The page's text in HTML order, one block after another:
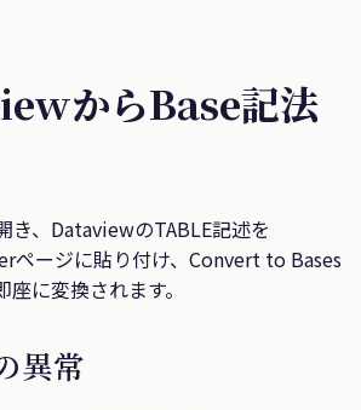
からBase記法
き、DataviewのTABLE記述を
ページに貼り付け、Convert to Bases
に変換されます。
異常